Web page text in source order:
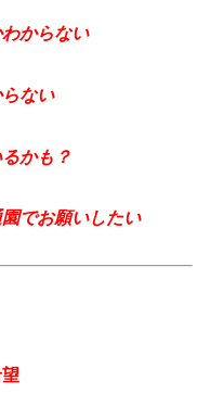
からない
ない
かも？
でお願いしたい